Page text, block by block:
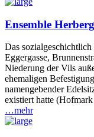
Ensemble
Das
Eggergasse,
Niederung der Vils
ehemaligen
namengebender
existiert hatte
…mehr